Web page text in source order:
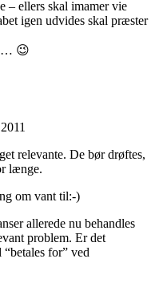
– ellers skal imamer vie
igen udvides skal præster
😉
relevante. De bør drøftes,
længe.
om vant til:-)
allerede nu behandles
problem. Er det
for” ved